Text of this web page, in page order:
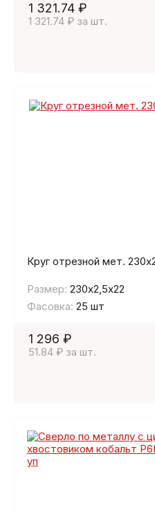
1 321.74 ₽
1 321.74 ₽ за шт.
Круг отрезной мет.
Размер: 230х2,5х22
Фасовка: 25 шт
1 296 ₽
51.84 ₽ за шт.